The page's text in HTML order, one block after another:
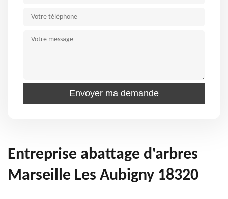
Entreprise abattage d'arbres
Marseille Les Aubigny 18320